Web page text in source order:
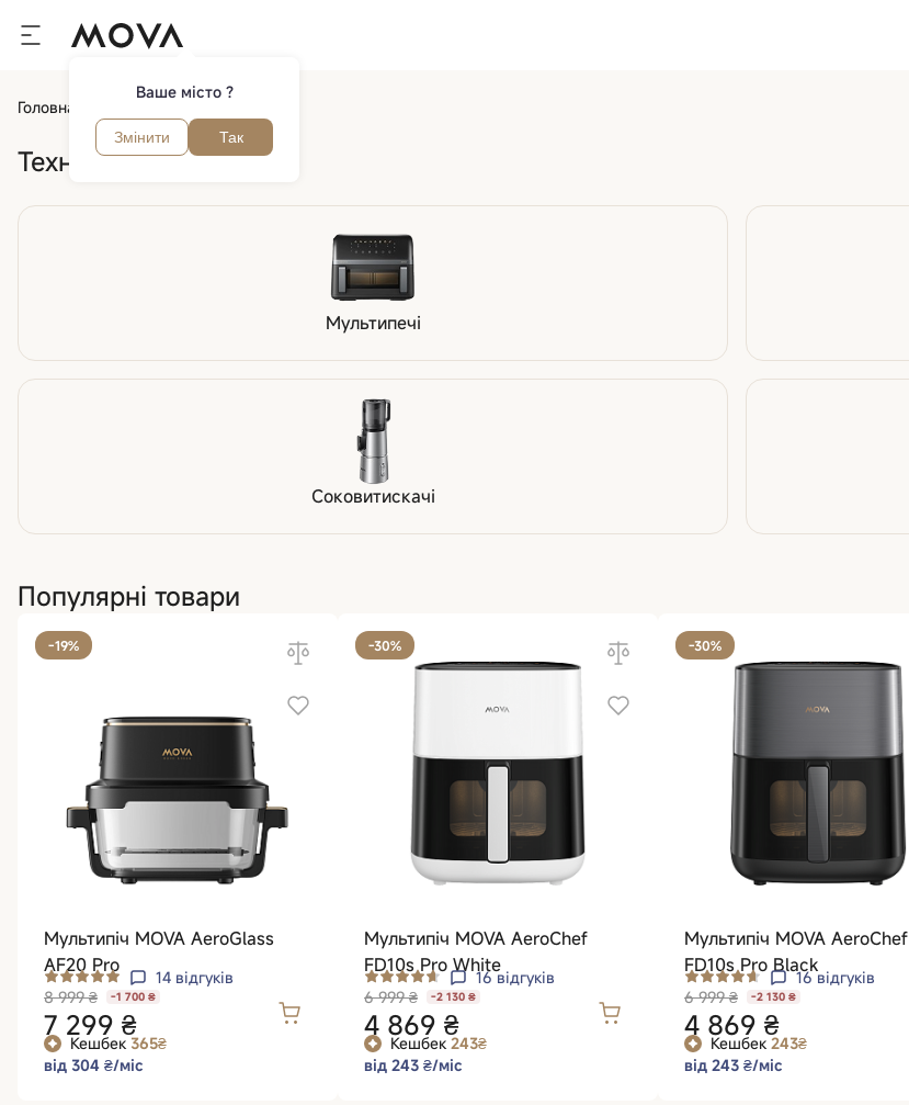
Ваше місто ?
Змінити Так
Головна
Техніка для кухні
Мультипечі
Соковитискачі
Популярні товари
-19%
Мультипіч MOVA AeroGlass
AF20 Pro
14 відгуків
8 999 ₴
-1 700 ₴
7 299 ₴
Кешбек 365₴
від 304 ₴/міс
-30%
Мультипіч MOVA AeroChef
FD10s Pro White
16відгуків
6 999 ₴
-2 130 ₴
4 869 ₴
Кешбек 243₴
від 243 ₴/міс
-30%
Мультипіч MOVA AeroChef
FD10s Pro Black
16відгуків
6 999 ₴
-2 130 ₴
4 869 ₴
Кешбек 243₴
від 243 ₴/міс